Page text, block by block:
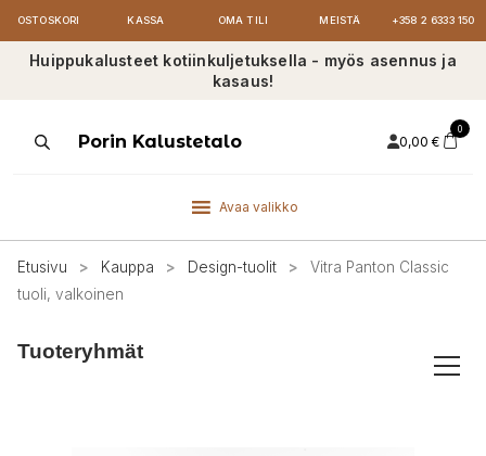
OSTOSKORI KASSA OMA TILI MEISTÄ +358 2 6333 150
Huippukalusteet kotiinkuljetuksella - myös asennus ja
kasaus!
ProductsPorin Kalustetalo 0,00 €
0
Avaa valikko
Etusivu > Kauppa > Design-tuolit >
Vitra Panton Classic
tuoli, valkoinen
Tuoteryhmät